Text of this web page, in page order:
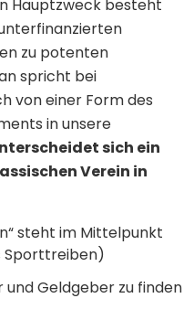
Hauptzweck besteht
zu potenten
spricht bei
von einer Form des
in unsere
sich ein
Verein in
steht im Mittelpunkt
Sporttreiben)
und Geldgeber zu finden